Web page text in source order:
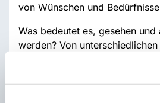
von Wünschen und
Was bedeutet es, gesehen und
werden? Von
reflektieren die
eigenen Wünsche und
heißt, gesehen und angesehen